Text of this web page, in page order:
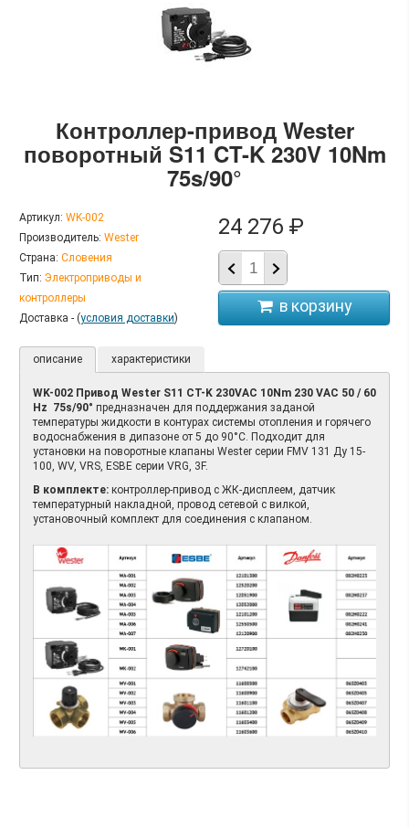
Контроллер-привод Wester
поворотный S11 CT-K 230V 10Nm
75s/90°
Артикул: WK-002
Производитель: Wester
Страна: Словения
Тип: Электроприводы и
контроллеры
Доставка - (условия доставки)
24 276 ₽
в корзину
описание характеристики
WK-002 Привод Wester S11 CT-K 230VAC 10Nm 230 VAC 50 / 60
Hz 75s/90° предназначен для поддержания заданой
температуры жидкости в контурах системы отопления и горячего
водоснабжения в дипазоне от 5 до 90°С. Подходит для
установки на поворотные клапаны Wester серии FMV 131 Ду 15-
100, WV, VRS, ESBE серии VRG, 3F.
В комплекте: контроллер-привод с ЖК-дисплеем, датчик
температурный накладной, провод сетевой с вилкой,
установочный комплект для соединения с клапаном.